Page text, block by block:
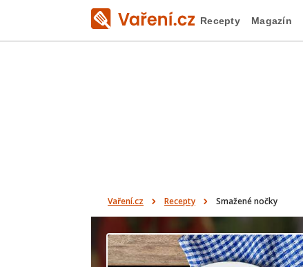
Recepty Magazín
Vaření.cz Recepty Smažené nočky